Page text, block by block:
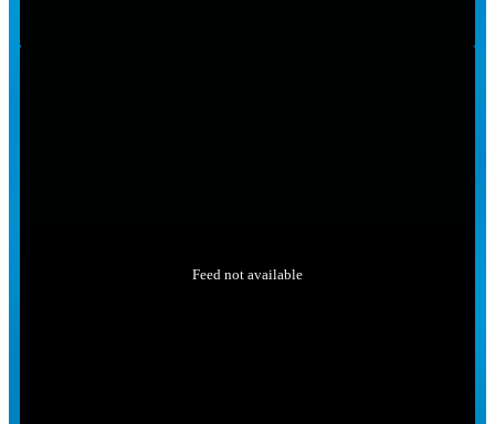
Feed not available